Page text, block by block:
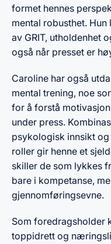
formet hennes
mental robusthet.
av GRIT, utholdenhet
også når presset er
Caroline har også
mental trening, noe
for å forstå
under press.
psykologisk innsikt
roller gir henne et
skiller de som lykkes
bare i kompetanse,
gjennomføringsevne.
Som foredragsholder
toppidrett og